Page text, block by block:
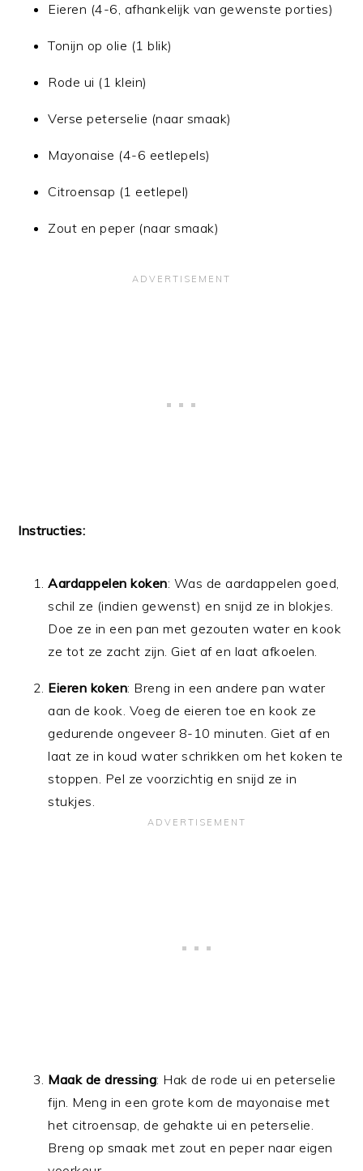
Eieren (4-6, afhankelijk van gewenste porties)
Tonijn op olie (1 blik)
Rode ui (1 klein)
Verse peterselie (naar smaak)
Mayonaise (4-6 eetlepels)
Citroensap (1 eetlepel)
Zout en peper (naar smaak)
Instructies:
Aardappelen koken: Was de aardappelen goed,
schil ze (indien gewenst) en snijd ze in blokjes.
Doe ze in een pan met gezouten water en kook
ze tot ze zacht zijn. Giet af en laat afkoelen.
Eieren koken: Breng in een andere pan water
aan de kook. Voeg de eieren toe en kook ze
gedurende ongeveer 8-10 minuten. Giet af en
laat ze in koud water schrikken om het koken te
stoppen. Pel ze voorzichtig en snijd ze in
stukjes.
Maak de dressing: Hak de rode ui en peterselie
fijn. Meng in een grote kom de mayonaise met
het citroensap, de gehakte ui en peterselie.
Breng op smaak met zout en peper naar eigen